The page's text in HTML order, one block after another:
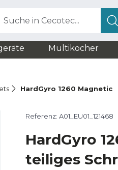
Suche in Cecotec...
Multikocher
HardGyro 1260 Magnetic
Referenz: A01_EU01_121468
HardGyro
teiliges